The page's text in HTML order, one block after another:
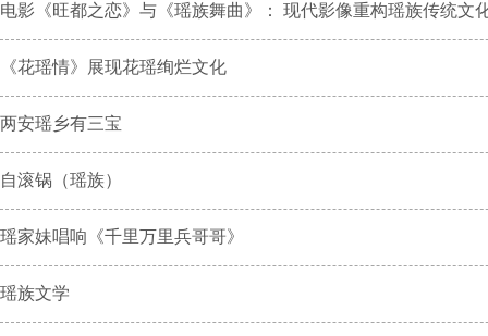
电影《旺都之恋》与《瑶族舞曲》： 现代影像重构瑶族传统文
《花瑶情》展现花瑶绚烂文化
两安瑶乡有三宝
自滚锅（瑶族）
瑶家妹唱响《千里万里兵哥哥》
瑶族文学